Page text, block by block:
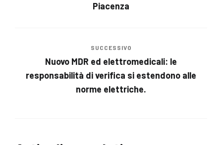
Piacenza
SUCCESSIVO
Nuovo MDR ed elettromedicali: le
responsabilità di verifica si estendono alle
norme elettriche.